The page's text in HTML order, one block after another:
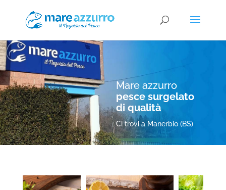
Mare azzurro
pesce surgelato
di qualità
Ci trovi a Manerbio (BS)